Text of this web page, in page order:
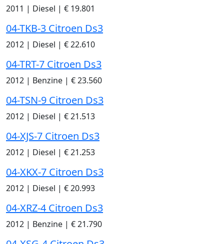
2011 | Diesel | € 19.801
04-TKB-3 Citroen Ds3
2012 | Diesel | € 22.610
04-TRT-7 Citroen Ds3
2012 | Benzine | € 23.560
04-TSN-9 Citroen Ds3
2012 | Diesel | € 21.513
04-XJS-7 Citroen Ds3
2012 | Diesel | € 21.253
04-XKX-7 Citroen Ds3
2012 | Diesel | € 20.993
04-XRZ-4 Citroen Ds3
2012 | Benzine | € 21.790